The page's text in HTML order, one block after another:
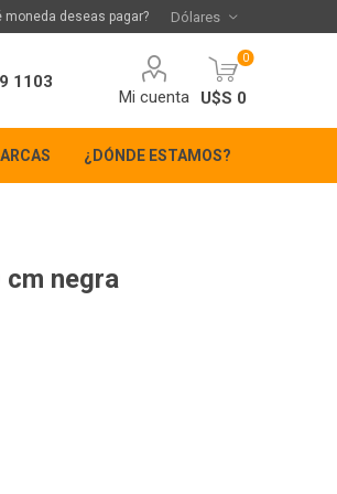
moneda deseas pagar?
1103
Mi cuenta
0
U$S 0
¿DÓNDE ESTAMOS?
cm negra